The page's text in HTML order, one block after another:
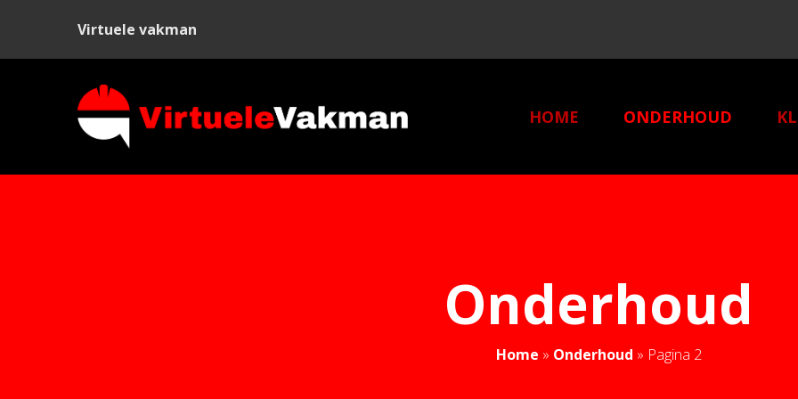
Virtuele vakman
HOME ONDERHOUD
Onderhoud
Home » Onderhoud » Pagina 2